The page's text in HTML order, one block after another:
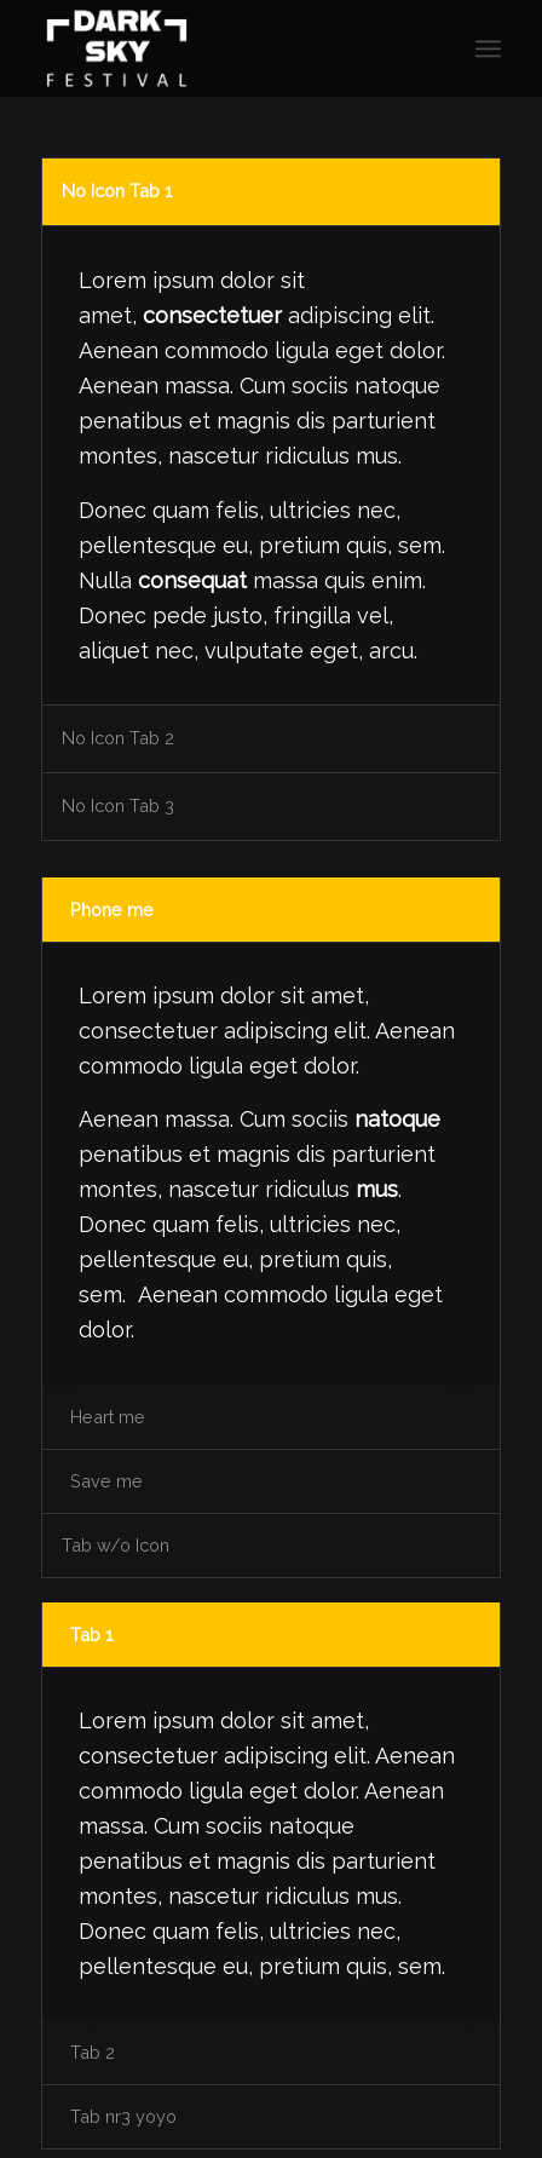
No Icon Tab 1
Lorem ipsum dolor sit
amet, consectetueradipiscing elit.
Aenean commodo ligula eget dolor.
Aenean massa. Cum sociis natoque
penatibus et magnis dis parturient
montes, nascetur ridiculus mus.
Donec quam felis, ultricies nec,
pellentesque eu, pretium quis, sem.
Nulla consequatmassa quis enim.
Donec pede justo, fringilla vel,
aliquet nec, vulputate eget, arcu.
No Icon Tab 2
No Icon Tab 3
Phone me
Lorem ipsum dolor sit amet,
consectetuer adipiscing elit. Aenean
commodo ligula eget dolor.
Aenean massa. Cum sociis natoque
penatibus et magnis dis parturient
montes, nascetur ridiculus mus.
Donec quam felis, ultricies nec,
pellentesque eu, pretium quis,
sem. Aenean commodo ligula eget
dolor.
Heart me
Save me
Tab w/o Icon
Tab 1
Lorem ipsum dolor sit amet,
consectetuer adipiscing elit. Aenean
commodo ligula eget dolor. Aenean
massa. Cum sociis natoque
penatibus et magnis dis parturient
montes, nascetur ridiculus mus.
Donec quam felis, ultricies nec,
pellentesque eu, pretium quis, sem.
Tab 2
Tab nr3 yoyo